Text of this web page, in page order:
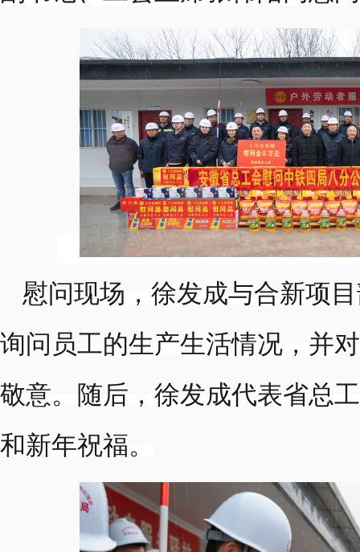
慰问现场，徐发成与合新项
询问员工的生产生活情况，并
敬意。随后，徐发成代表省总
和新年祝福。